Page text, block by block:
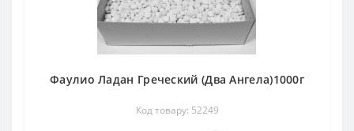
Фаулио Ладан Греческий (Два Ангела)1000г
Код товару: 52249